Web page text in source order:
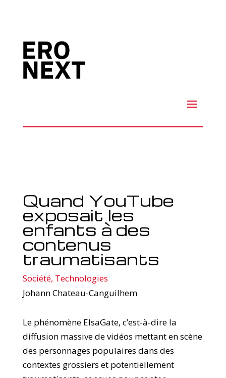
Quand YouTube
exposait les
enfants à des
contenus
traumatisants
Société, Technologies
Johann Chateau-Canguilhem
Le phénomène ElsaGate, c’est-à-dire la
diffusion massive de vidéos mettant en scène
des personnages populaires dans des
contextes grossiers et potentiellement